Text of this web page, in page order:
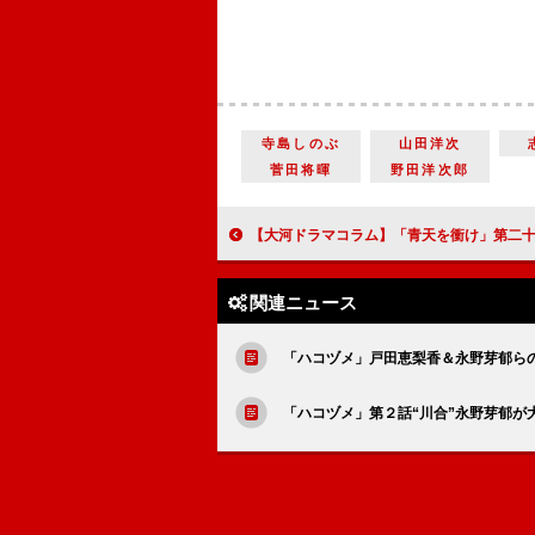
寺島しのぶ 山田洋次
菅田将暉
野田洋次郎
【大河ドラマコラム】「青天を衝け」第二十三回「篤太夫と最後の将軍」身分差のない社会の在り方を学び、さらなる
関連ニュース
「ハコヅメ」戸田恵梨香＆永野芽郁
「ハコヅメ」第２話“川合”永野芽郁